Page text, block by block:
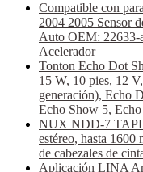
Compatible con
2004 2005 Sensor
Auto OEM: 22633-
Acelerador
Tonton Echo Dot
15 W, 10 pies, 12
generación), Echo
Echo Show 5,
NUX NDD-7 TAPE
estéreo, hasta 1600
de cabezales de
Aplicación LINA